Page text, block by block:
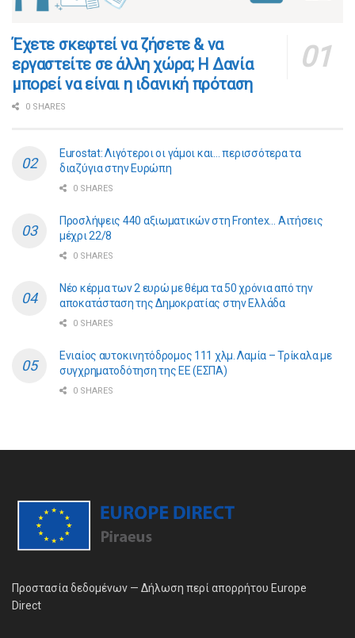
​​Έχετε σκεφτεί να ζήσετε & να
εργαστείτε σε άλλη χώρα; Η Δανία
μπορεί να είναι η ιδανική πρόταση
0 SHARES
Eurostat: Λιγότεροι οι γάμοι και… περισσότερα τα
διαζύγια στην Ευρώπη
0 SHARES
Προσλήψεις 440 αξιωματικών στη Frontex… Αιτήσεις
μέχρι 22/8
0 SHARES
Νέο κέρμα των 2 ευρώ με θέμα τα 50 χρόνια από την
αποκατάσταση της Δημοκρατίας στην Ελλάδα
0 SHARES
Ενιαίος αυτοκινητόδρομος 111 χλμ. Λαμία – Τρίκαλα με
συγχρηματοδότηση της ΕE (ΕΣΠΑ)
0 SHARES
Προστασία δεδομένων — Δήλωση περί απορρήτου Europe
Direct